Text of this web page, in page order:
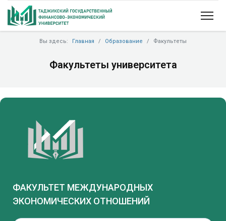
Вы здесь: Главная Образование Факультеты
Факультеты университета
ФАКУЛЬТЕТ МЕЖДУНАРОДНЫХ
ЭКОНОМИЧЕСКИХ ОТНОШЕНИЙ